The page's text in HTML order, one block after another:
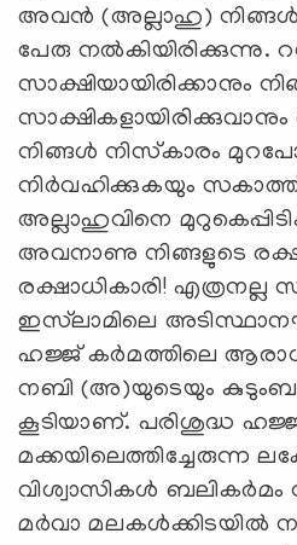
അവന്‍ (അല്ലാഹു)
പേരു നല്‍കിയിരിക്കുന്നു.
സാക്ഷിയായിരിക്കാനും
നിങ്ങള്‍ നിസ്‌കാരം
നിര്‍വഹിക്കുകയും
അല്ലാഹുവിനെ
അവനാണു നിങ്ങളുടെ
രക്ഷാധികാരി! എത്രനല്ല
ഇസ്‌ലാമിലെ
ഹജ്ജ് കര്‍മത്തിലെ
നബി (അ)യുടെയും
കൂടിയാണ്. പരിശുദ്ധ
മക്കയിലെത്തിച്ചേരുന്ന
വിശ്വാസികള്‍ ബലികര്‍മം
മര്‍വാ മലകള്‍ക്കിടയില്‍